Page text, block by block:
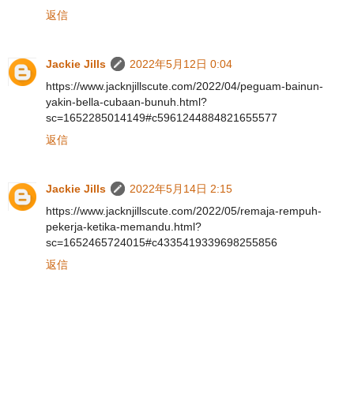
返信
Jackie Jills
2022年5月12日 0:04
https://www.jacknjillscute.com/2022/04/peguam-bainun-
yakin-bella-cubaan-bunuh.html?
sc=1652285014149#c5961244884821655577
返信
Jackie Jills
2022年5月14日 2:15
https://www.jacknjillscute.com/2022/05/remaja-rempuh-
pekerja-ketika-memandu.html?
sc=1652465724015#c4335419339698255856
返信